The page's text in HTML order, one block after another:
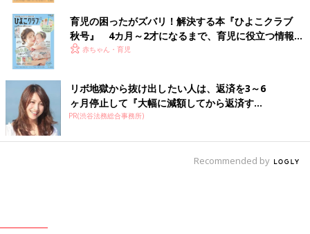
育児の困ったがズバリ！解決する本『ひよこクラブ
秋号』 4カ月～2才になるまで、育児に役立つ情報が
いっぱい！
赤ちゃん・育児
リボ地獄から抜け出したい人は、返済を3～6
ヶ月停止して『大幅に減額してから返済す...
PR(渋谷法務総合事務所)
Recommended by